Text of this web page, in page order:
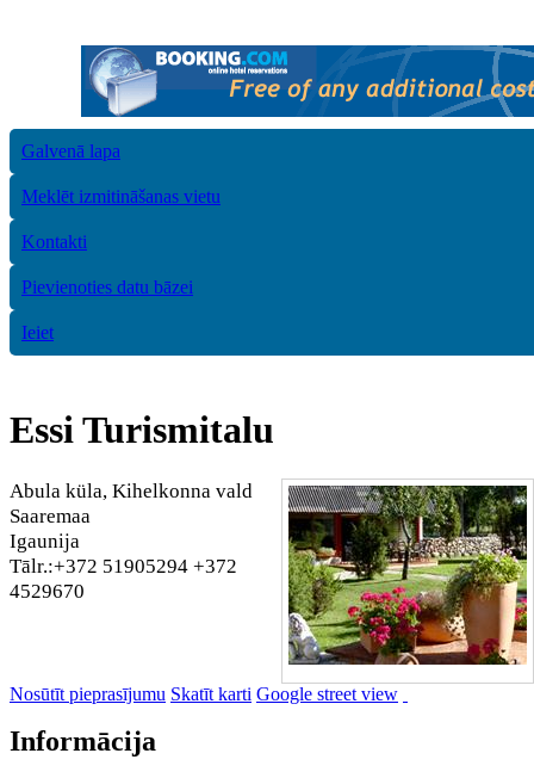
Galvenā lapa
Meklēt izmitināšanas vietu
Kontakti
Pievienoties datu bāzei
Ieiet
Essi Turismitalu
Abula küla, Kihelkonna vald
Saaremaa
Igaunija
Tālr.:+372 51905294 +372
4529670
Nosūtīt pieprasījumu Skatīt karti Google street view
Informācija